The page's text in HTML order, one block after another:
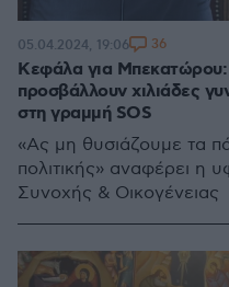
Κεφάλα για Μπεκατώρου:
προσβάλλουν χιλιάδες
στη γραμμή SOS
«Ας μη θυσιάζουμε τα
πολιτικής» αναφέρει η
Συνοχής & Οικογένειας
05.04.2024, 19:06 36